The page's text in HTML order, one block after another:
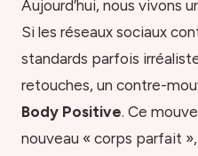
Aujourd’hui, nous vivons
Si les réseaux sociaux
standards parfois
retouches, un contre-
Body Positive. Ce
nouveau « corps parfait